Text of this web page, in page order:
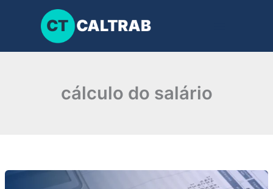
conteúdo
cálculo do salário